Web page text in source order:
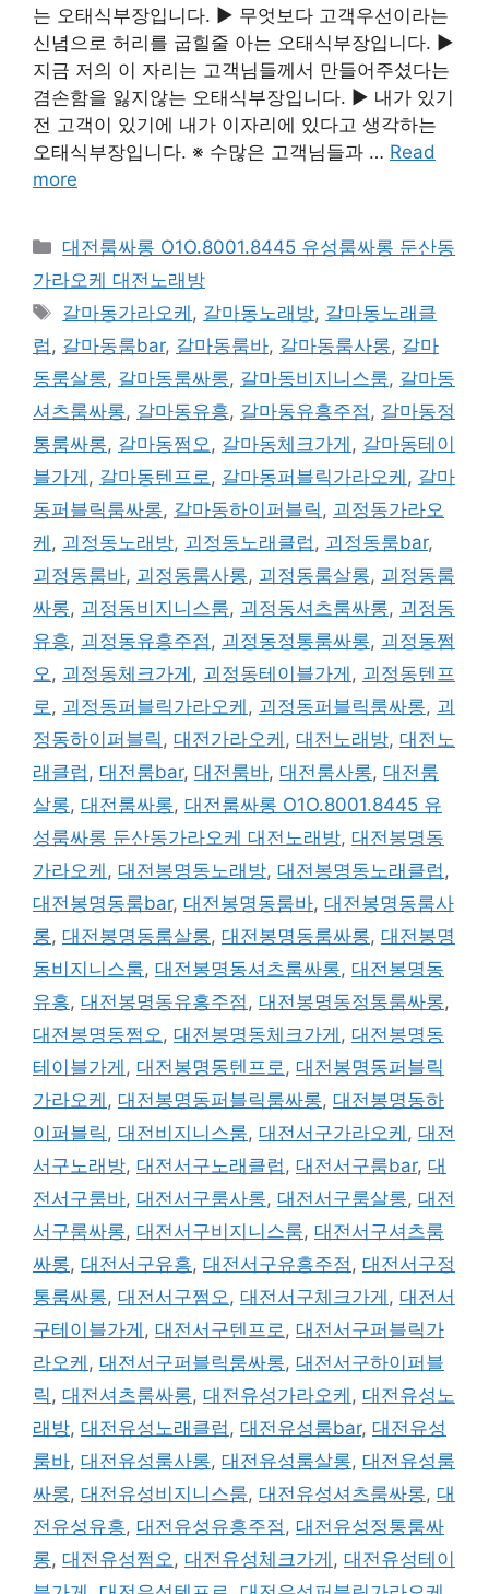
는 오태식부장입니다. ▶ 무엇보다 고객우선이라는
신념으로 허리를 굽힐줄 아는 오태식부장입니다. ▶
지금 저의 이 자리는 고객님들께서 만들어주셨다는
겸손함을 잃지않는 오태식부장입니다. ▶ 내가 있기
전 고객이 있기에 내가 이자리에 있다고 생각하는
오태식부장입니다. ※ 수많은 고객님들과 … Read
more
카
테
고
리
대전룸싸롱 O1O.8001.8445 유성룸싸롱 둔산동
가라오케 대전노래방
태
그
갈마동가라오케 , 갈마동노래방, 갈마동노래클
럽 , 갈마동룸bar, 갈마동룸바, 갈마동룸사롱, 갈마
동룸살롱, 갈마동룸싸롱, 갈마동비지니스룸, 갈마동
셔츠룸싸롱, 갈마동유흥, 갈마동유흥주점 , 갈마동정
통룸싸롱, 갈마동쩜오 , 갈마동체크가게 , 갈마동테이
블가게 , 갈마동텐프로 , 갈마동퍼블릭가라오케 , 갈마
동퍼블릭룸싸롱, 갈마동하이퍼블릭 , 괴정동가라오
케 , 괴정동노래방, 괴정동노래클럽 , 괴정동룸bar,
괴정동룸바, 괴정동룸사롱, 괴정동룸살롱, 괴정동룸
싸롱, 괴정동비지니스룸, 괴정동셔츠룸싸롱, 괴정동
유흥, 괴정동유흥주점 , 괴정동정통룸싸롱, 괴정동쩜
오 , 괴정동체크가게 , 괴정동테이블가게 , 괴정동텐프
로 , 괴정동퍼블릭가라오케 , 괴정동퍼블릭룸싸롱, 괴
정동하이퍼블릭 , 대전가라오케 , 대전노래방, 대전노
래클럽 , 대전룸bar, 대전룸바, 대전룸사롱, 대전룸
살롱, 대전룸싸롱, 대전룸싸롱 O1O.8001.8445 유
성룸싸롱 둔산동가라오케 대전노래방, 대전봉명동
가라오케 , 대전봉명동노래방, 대전봉명동노래클럽 ,
대전봉명동룸bar, 대전봉명동룸바, 대전봉명동룸사
롱, 대전봉명동룸살롱, 대전봉명동룸싸롱, 대전봉명
동비지니스룸, 대전봉명동셔츠룸싸롱, 대전봉명동
유흥, 대전봉명동유흥주점 , 대전봉명동정통룸싸롱,
대전봉명동쩜오 , 대전봉명동체크가게 , 대전봉명동
테이블가게 , 대전봉명동텐프로 , 대전봉명동퍼블릭
가라오케 , 대전봉명동퍼블릭룸싸롱, 대전봉명동하
이퍼블릭 , 대전비지니스룸, 대전서구가라오케 , 대전
서구노래방, 대전서구노래클럽 , 대전서구룸bar, 대
전서구룸바, 대전서구룸사롱, 대전서구룸살롱, 대전
서구룸싸롱, 대전서구비지니스룸, 대전서구셔츠룸
싸롱, 대전서구유흥, 대전서구유흥주점 , 대전서구정
통룸싸롱, 대전서구쩜오 , 대전서구체크가게 , 대전서
구테이블가게 , 대전서구텐프로 , 대전서구퍼블릭가
라오케 , 대전서구퍼블릭룸싸롱, 대전서구하이퍼블
릭 , 대전셔츠룸싸롱, 대전유성가라오케 , 대전유성노
래방, 대전유성노래클럽 , 대전유성룸bar, 대전유성
룸바, 대전유성룸사롱, 대전유성룸살롱, 대전유성룸
싸롱, 대전유성비지니스룸, 대전유성셔츠룸싸롱, 대
전유성유흥, 대전유성유흥주점 , 대전유성정통룸싸
롱, 대전유성쩜오 , 대전유성체크가게 , 대전유성테이